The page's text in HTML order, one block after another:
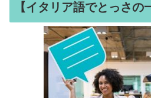
【イタリア語でとっさの